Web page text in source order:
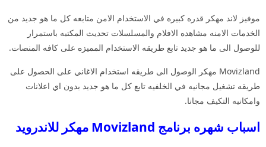
موفيز لاند مهكر قدره كبيره في الاستخدام الامن متابعه كل ما هو جديد من
الخدمات الامنه مشاهده الافلام والمسلسلات تحديث المكتبه باستمرار
للوصول الى ما هو جديد تابع طريقه الاستخدام المميزه على كافه المنصات.
Movizland مهكر الوصول الى طريقه استخدام الاغاني على الحصول على
طريقه تشغيل مجانيه في الخلفيه تابع كل ما هو جديد بدون اي اعلانات
وامكانيه التكيف مجانا.
اسباب شهره برنامج Movizland مهكر للاندرويد